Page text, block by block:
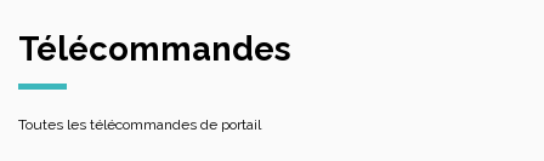
Télécommandes
Toutes les télécommandes de portail